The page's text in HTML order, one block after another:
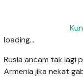
loading...
Rusia ancam tak lagi
Armenia jika nekat